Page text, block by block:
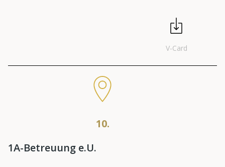
V-Card
10.
1A-Betreuung e.U.